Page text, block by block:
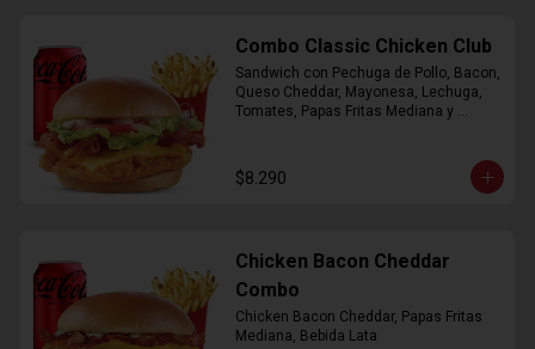
Combo Classic Chicken Club
Sandwich con Pechuga de Pollo, Bacon,
Queso Cheddar, Mayonesa, Lechuga,
Tomates, Papas Fritas Mediana y
$8.290
Chicken Bacon Cheddar
Combo
Chicken Bacon Cheddar, Papas Fritas
Mediana, Bebida Lata